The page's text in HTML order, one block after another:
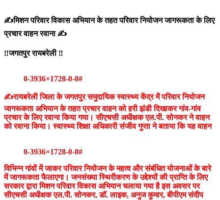
✍️मिशन परिवार विकास अभियान के तहत परिवार नियोजन जागरूकता के लिए
प्रचार वाहन रवाना ✍️
‼️जगतपुर रायबरेली ‼️
0-3936×1728-0-0#
✍️रायबरेली जिला के जगतपुर समुदायिक स्वास्थ्य केंद्र में परिवार नियोजन
जागरूकता अभियान के तहत प्रचार वाहन को हरी झंडी दिखाकर गांव-गांव
प्रचार के लिए रवाना किया गया। सीएचसी अधीक्षक एल.पी. सोनकर ने वाहन
को रवाना किया। स्वास्थ्य शिक्षा अधिकारी संजीव गुप्ता ने बताया कि यह वाहन
0-3936×1728-0-0#
विभिन्न गांवों में जाकर परिवार नियोजन के महत्व और संबंधित योजनाओं के बारे
में जागरूकता फैलाएगा। जनसंख्या स्थिरीकरण के उद्देश्यों की प्राप्ति के लिए
सरकार द्वारा मिशन परिवार विकास अभियान चलाया गया है इस अवसर पर
सीएचसी अधीक्षक एल.पी. सोनकर, डॉ. लाइक, अनुज कुमार, बीपीएम संदीप